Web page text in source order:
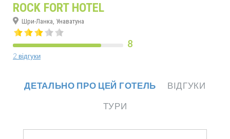
ROCK FORT HOTEL
Шри-Ланка, Унаватуна
8
2 відгуки
ДЕТАЛЬНО ПРО ЦЕЙ ГОТЕЛЬ
ВІДГУКИ
ТУРИ